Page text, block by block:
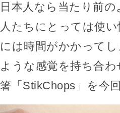
日本人なら当たり前
人たちにとっては使
には時間がかかって
ような感覚を持ち合
箸「StikChops」を今